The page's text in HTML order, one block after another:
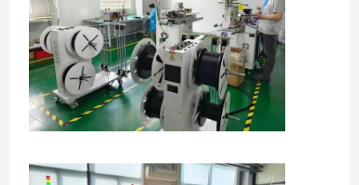
Επαναστημήσιμη ασφάλεια PPTC
Αντίσταση που εξαρτάται από το φως